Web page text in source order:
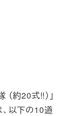
約20式!!）」
、以下の10道